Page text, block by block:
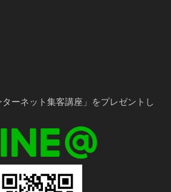
ーネット集客講座」をプレゼントし